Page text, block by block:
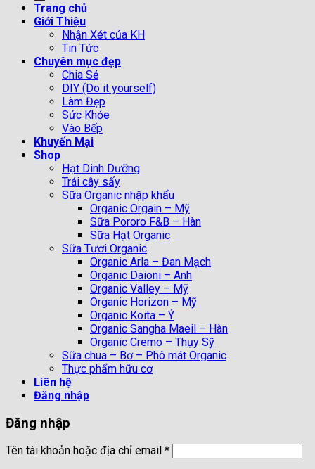
Trang chủ
Giới Thiệu
Nhận Xét của KH
Tin Tức
Chuyên mục đẹp
Chia Sẻ
DIY (Do it yourself)
Làm Đẹp
Sức Khỏe
Vào Bếp
Khuyến Mại
Shop
Hạt Dinh Dưỡng
Trái cây sấy
Sữa Organic nhập khẩu
Organic Orgain – Mỹ
Sữa Pororo F&B – Hàn
Sữa Hạt Organic
Sữa Tươi Organic
Organic Arla – Đan Mạch
Organic Daioni – Anh
Organic Valley – Mỹ
Organic Horizon – Mỹ
Organic Koita – Ý
Organic Sangha Maeil – Hàn
Organic Cremo – Thụy Sỹ
Sữa chua – Bơ – Phô mát Organic
Thực phẩm hữu cơ
Liên hệ
Đăng nhập
Đăng nhập
Tên tài khoản hoặc địa chỉ email *